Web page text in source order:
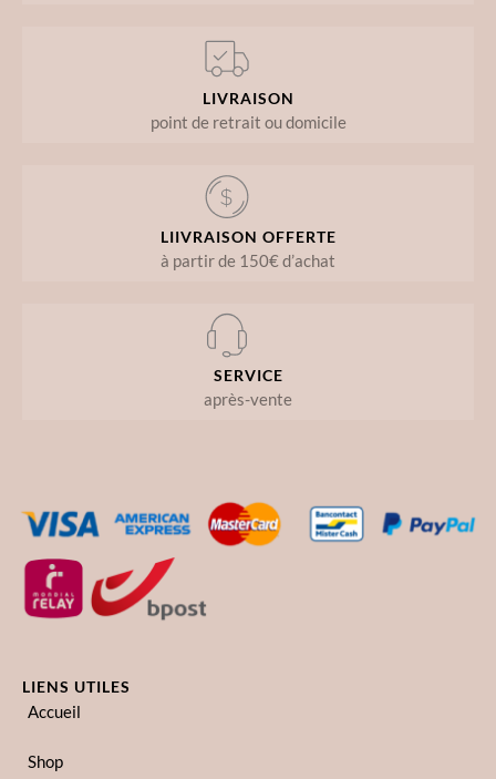
LIVRAISON
point de retrait ou domicile
LIIVRAISON OFFERTE
à partir de 150€ d’achat
SERVICE
après-vente
LIENS UTILES
Accueil
Shop